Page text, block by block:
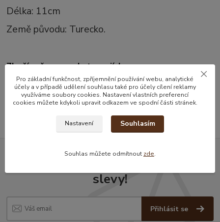
Délka: 11cm
Země původu: Turecko.
Zboží zařazeno v kategoriích
Kávové a čajové sety
lžičky
Nepropásněte novinky, akce a
slevy!
Přihlásit se
Pro základní funkčnost, zpříjemnění používání webu, analytické
účely a v případě udělení souhlasu také pro účely cílení reklamy
využíváme soubory cookies. Nastavení vlastních preferencí
cookies můžete kdykoli upravit odkazem ve spodní části stránek.
Nastavení Souhlasím
Souhlas můžete odmítnout zde.